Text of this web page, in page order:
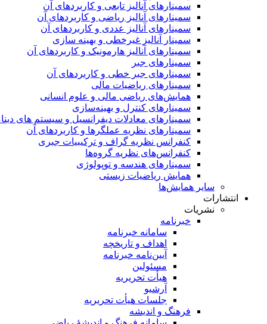
سمینارهای آنالیز تابعی و کاربردهای آن
سمینارهای آنالیز ریاضی و کاربردهای آن
سمینارهای آنالیز عددی و کاربردهای آن
سمینار آنالیز غیرخطی و بهینه سازی
سمینارهای آنالیز هارمونیک و کاربردهای آن
سمینار‌های جبر
سمینارهای جبر خطی و کاربردهای آن
سمینار‌های ریاضیات مالی
همایش‌های ریاضی مالی و علوم انسانی
سمینارهای کنترل و بهینه‌سازی
سمینارهای معادلات دیفرانسیل و سیستم های
سمینار‌های نظریه عملگرها و کاربردهای آن
کنفرانس نظریه گراف و ترکیبیات جبری
کنفرانس‌های نظریه گروه‌ها
سمینار‌های هندسه و توپولوژی
همایش ریاضیات زیستی
سایر همایش‌ها
انتشارات
نشریات
خبرنامه
سامانه خبرنامه
اهداف و تاریخچه
آیین‌نامه خبرنامه
مسئولین
هیأت تحریریه
آرشیو
جلسات هیأت تحریریه
فرهنگ و اندیشه